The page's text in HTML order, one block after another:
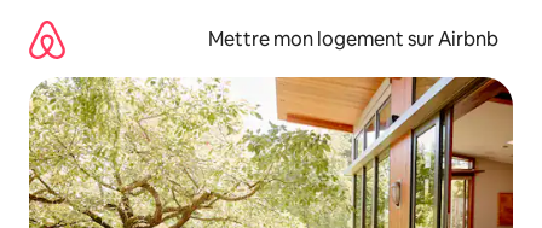
directement
contenu
Mettre mon logement sur Airbnb